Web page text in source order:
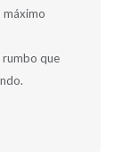
máximo
rumbo que